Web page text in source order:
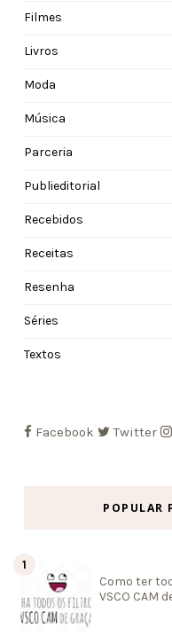
Filmes
Livros
Moda
Música
Parceria
Publieditorial
Recebidos
Receitas
Resenha
Séries
Textos
Facebook Twitter
POPULAR
Como ter
VSCO CAM